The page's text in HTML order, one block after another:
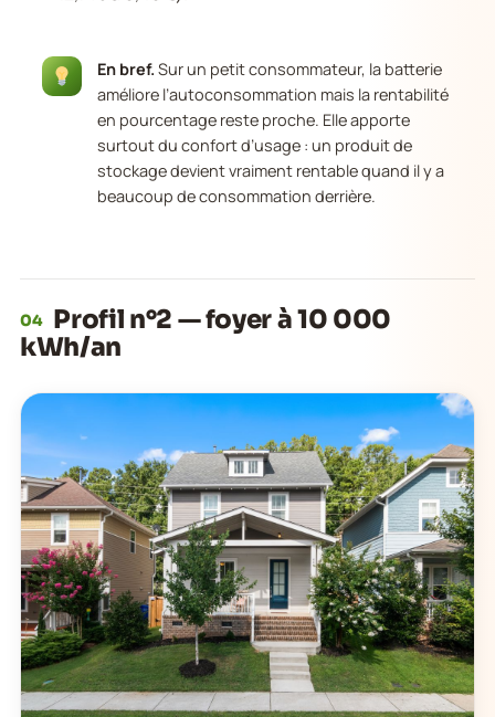
En bref. Sur un petit consommateur, la batterie
améliore l’autoconsommation mais la rentabilité
en pourcentage reste proche. Elle apporte
surtout du confort d’usage : un produit de
stockage devient vraiment rentable quand il y a
beaucoup de consommation derrière.
04 Profil n°2 — foyer à 10 000
kWh/an